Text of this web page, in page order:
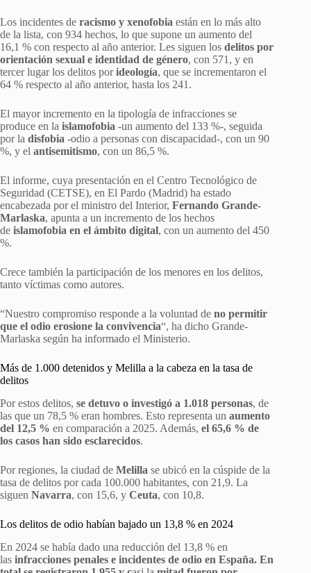
Los incidentes de racismo y xenofobia están en lo más alto
de la lista, con 934 hechos, lo que supone un aumento del
16,1 % con respecto al año anterior. Les siguen los delitos por
orientación sexual e identidad de género, con 571, y en
tercer lugar los delitos porideología, que se incrementaron el
64 % respecto al año anterior, hasta los 241.
El mayor incremento en la tipología de infracciones se
produce en la islamofobia -un aumento del 133 %-, seguida
por la disfobia -odio a personas con discapacidad-, con un 90
%, y el antisemitismo, con un 86,5 %.
El informe, cuya presentación en el Centro Tecnológico de
Seguridad (CETSE), en El Pardo (Madrid) ha estado
encabezada por el ministro del Interior, Fernando Grande-
Marlaska, apunta a un incremento de los hechos
de islamofobia en el ámbito digital, con un aumento del 450
%.
Crece también la participación de los menores en los delitos,
tanto víctimas como autores.
“Nuestro compromiso responde a la voluntad de no permitir
que el odio erosione la convivencia“, ha dicho Grande-
Marlaska según ha informado el Ministerio.
Más de 1.000 detenidos y Melilla a la cabeza en la tasa de
delitos
Por estos delitos, se detuvo o investigó a 1.018 personas, de
las que un 78,5 % eran hombres. Esto representa un aumento
del 12,5 % en comparación a 2025. Además, el 65,6 % de
los casos han sido esclarecidos.
Por regiones, la ciudad de Melilla se ubicó en la cúspide de la
tasa de delitos por cada 100.000 habitantes, con 21,9. La
siguen Navarra, con 15,6, y Ceuta, con 10,8.
Los delitos de odio habían bajado un 13,8 % en 2024
En 2024 se había dado una reducción del 13,8 % en
las infracciones penales e incidentes de odio en España. En